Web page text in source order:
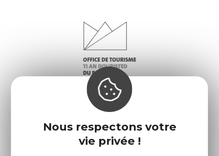
Nous respectons votre
vie privée !
Infos pratiques
Nos accueils